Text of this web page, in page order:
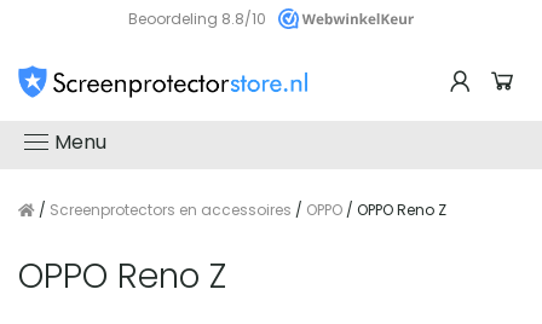
Beoordeling 8.8/10
Menu
/ Screenprotectors en accessoires / OPPO / OPPO Reno Z
OPPO Reno Z